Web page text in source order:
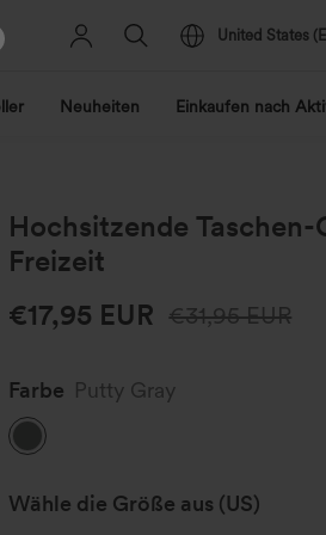
United States (
Neuheiten Einkaufen nach
Hochsitzende
Freizeit
€17,95 EUR €31,95 EUR
Farbe Putty Gray
Wähle die Größe aus (US)